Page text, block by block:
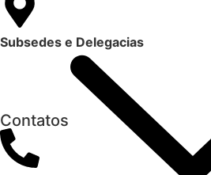
Subsedes e Delegacias
Contatos